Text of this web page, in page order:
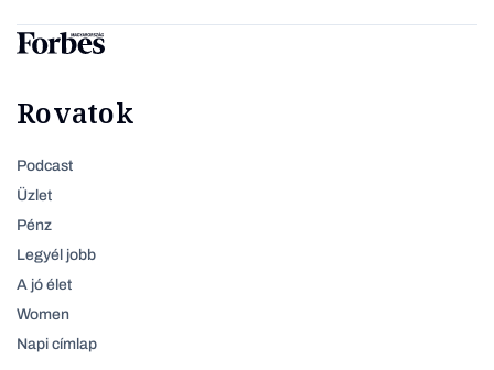
Rovatok
Podcast
Üzlet
Pénz
Legyél jobb
A jó élet
Women
Napi címlap